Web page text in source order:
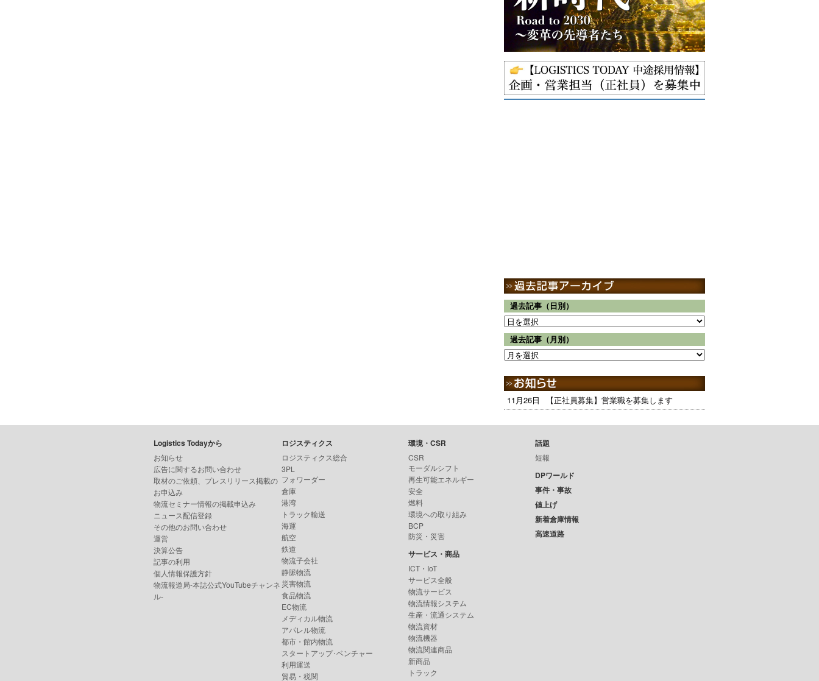
過去記事（日別）
過去記事（月別）
11月26日 【正社員募集】営業職を募集します
Logistics Todayから
お知らせ
広告に関するお問い合わせ
取材のご依頼、プレスリリース掲載の
お申込み
物流セミナー情報の掲載申込み
ニュース配信登録
その他のお問い合わせ
運営
決算公告
記事の利用
個人情報保護方針
物流報道局-本誌公式YouTubeチャンネ
ル-
ロジスティクス
ロジスティクス総合
3PL
フォワーダー
倉庫
港湾
トラック輸送
海運
航空
鉄道
物流子会社
静脈物流
災害物流
食品物流
EC物流
メディカル物流
アパレル物流
都市・館内物流
スタートアップ･ベンチャー
利用運送
貿易・税関
環境・CSR
CSR
モーダルシフト
再生可能エネルギー
安全
燃料
環境への取り組み
BCP
防災・災害
サービス・商品
ICT・IoT
サービス全般
物流サービス
物流情報システム
生産・流通システム
物流資材
物流機器
物流関連商品
新商品
トラック
話題
短報
DPワールド
事件・事故
値上げ
新着倉庫情報
高速道路